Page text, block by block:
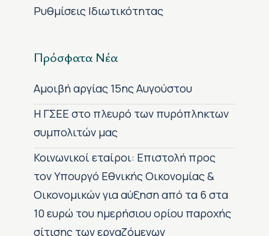
Ρυθμίσεις Ιδιωτικότητας
Πρόσφατα Νέα
Αμοιβή αργίας 15ης Αυγούστου
H ΓΣΕΕ στο πλευρό των πυρόπληκτων
συμπολιτών μας
Κοινωνικοί εταίροι: Επιστολή προς
τον Υπουργό Εθνικής Οικονομίας &
Οικονομικών για αύξηση από τα 6 στα
10 ευρώ του ημερήσιου ορίου παροχής
σίτισης των εργαζόμενων